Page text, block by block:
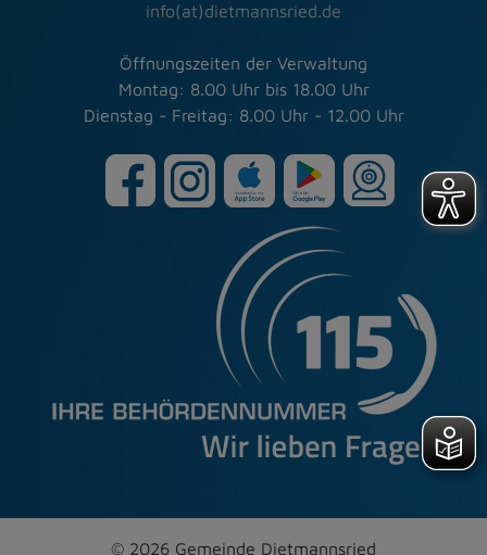
info(at)dietmannsried.de
Öffnungszeiten der Verwaltung
Montag: 8.00 Uhr bis 18.00 Uhr
Dienstag - Freitag: 8.00 Uhr - 12.00 Uhr
© 2026 Gemeinde Dietmannsried